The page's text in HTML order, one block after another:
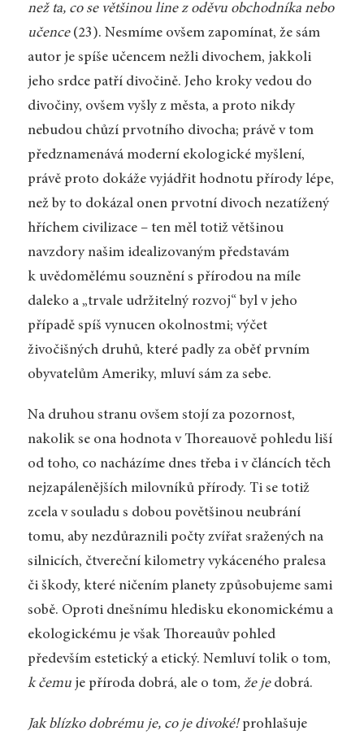
než ta, co se většinou line z oděvu obchodníka nebo
učence(23). Nesmíme ovšem zapomínat, že sám
autor je spíše učencem nežli divochem, jakkoli
jeho srdce patří divočině. Jeho kroky vedou do
divočiny, ovšem vyšly z města, a proto nikdy
nebudou chůzí prvotního divocha; právě v tom
předznamenává moderní ekologické myšlení,
právě proto dokáže vyjádřit hodnotu přírody lépe,
než by to dokázal onen prvotní divoch nezatížený
hříchem civilizace – ten měl totiž většinou
navzdory našim idealizovaným představám
k uvědomělému souznění s přírodou na míle
daleko a „trvale udržitelný rozvoj“ byl v jeho
případě spíš vynucen okolnostmi; výčet
živočišných druhů, které padly za oběť prvním
obyvatelům Ameriky, mluví sám za sebe.
Na druhou stranu ovšem stojí za pozornost,
nakolik se ona hodnota v Thoreauově pohledu liší
od toho, co nacházíme dnes třeba i v článcích těch
nejzapálenějších milovníků přírody. Ti se totiž
zcela v souladu s dobou povětšinou neubrání
tomu, aby nezdůraznili počty zvířat sražených na
silnicích, čtvereční kilometry vykáceného pralesa
či škody, které ničením planety způsobujeme sami
sobě. Oproti dnešnímu hledisku ekonomickému a
ekologickému je však Thoreauův pohled
především estetický a etický. Nemluví tolik o tom,
k čemuje příroda dobrá, ale o tom, že jedobrá.
Jak blízko dobrému je, co je divoké!prohlašuje